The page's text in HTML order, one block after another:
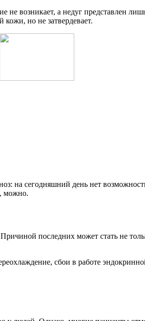
возникает, а недуг представлен
но не затвердевает.
на сегодняшний день нет
можно.
последних может стать не
сбои в работе